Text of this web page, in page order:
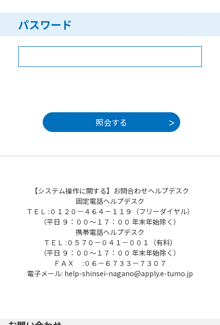
パスワード
【システム操作に関する】お問合わせヘルプデスク
固定電話ヘルプデスク
ＴＥＬ :０１２０－４６４－１１９（フリーダイヤル）
（平日 ９：００～１７：００ 年末年始除く）
携帯電話ヘルプデスク
ＴＥＬ :０５７０－０４１－００１（有料）
（平日 ９：００～１７：００ 年末年始除く）
ＦＡＸ :０６－６７３３－７３０７
電子メール: help-shinsei-nagano@apply.e-tumo.jp